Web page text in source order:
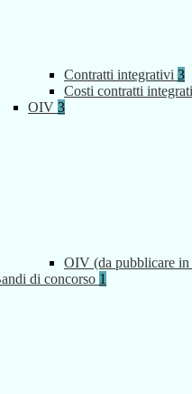
Contratti integrativi 3
Costi contratti
OIV 3
OIV (da pubblicare in
di concorso 1